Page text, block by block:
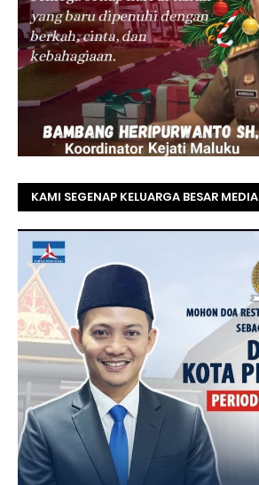
KAMI SEGENAP KELUARGA BESAR MEDIA
BAPAK ACHMAD FAISAL REZ